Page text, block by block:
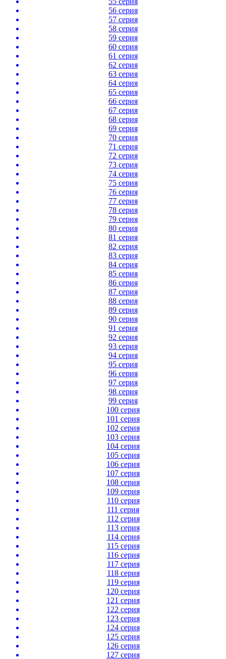
56 серия
57 серия
58 серия
59 серия
60 серия
61 серия
62 серия
63 серия
64 серия
65 серия
66 серия
67 серия
68 серия
69 серия
70 серия
71 серия
72 серия
73 серия
74 серия
75 серия
76 серия
77 серия
78 серия
79 серия
80 серия
81 серия
82 серия
83 серия
84 серия
85 серия
86 серия
87 серия
88 серия
89 серия
90 серия
91 серия
92 серия
93 серия
94 серия
95 серия
96 серия
97 серия
98 серия
99 серия
100 серия
101 серия
102 серия
103 серия
104 серия
105 серия
106 серия
107 серия
108 серия
109 серия
110 серия
111 серия
112 серия
113 серия
114 серия
115 серия
116 серия
117 серия
118 серия
119 серия
120 серия
121 серия
122 серия
123 серия
124 серия
125 серия
126 серия
127 серия